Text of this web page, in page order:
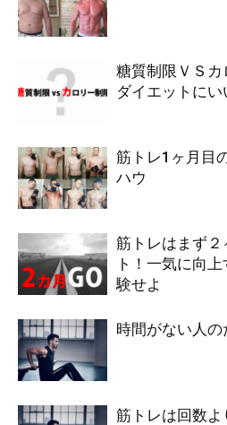
糖質制限ＶＳ
ダイエットにい
筋トレ1ヶ月目
ハウ
筋トレはまず
ト！一気に向
験せよ
時間がない人
筋トレは回数